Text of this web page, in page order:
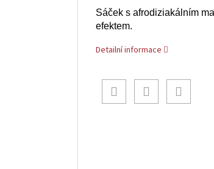
Sáček s afrodiziakálním
efektem.
Detailní informace